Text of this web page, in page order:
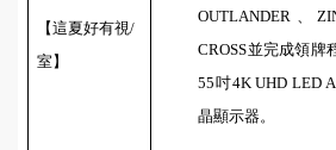
【這夏好有視/
室】
OUTLANDER
CROSS並完成領牌
55吋4K UHD LED
晶顯示器。